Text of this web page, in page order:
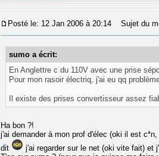
Posté le: 12 Jan 2006 à 20:14 Sujet du
sumo a écrit:
En Anglettre c du 110V avec une prise
Pour mon rasoir électriq, j'ai eu qq
Il existe des prises convertisseur assez
Ha bon ?!
j'ai demander à mon prof d'élec (oki il est
dit
j'ai regarder sur le net (oki vite fait) et